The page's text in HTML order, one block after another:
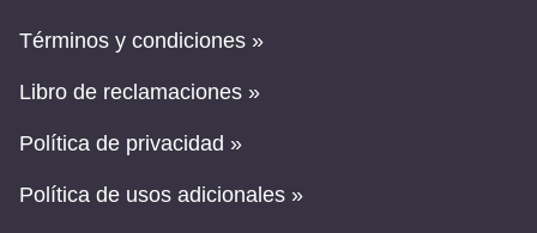
Términos y condiciones »
Libro de reclamaciones »
Política de privacidad »
Política de usos adicionales »